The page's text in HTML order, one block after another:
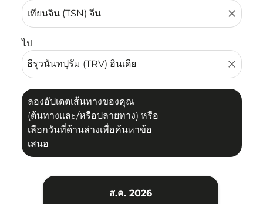
close
ไป
close
ลองอัปเดตเส้นทางของคุณ
(ต้นทางและ/หรือปลายทาง) หรือ
เลือกวันที่ด้านล่างเพื่อค้นหาข้อ
เสนอ
ส.ค. 2026